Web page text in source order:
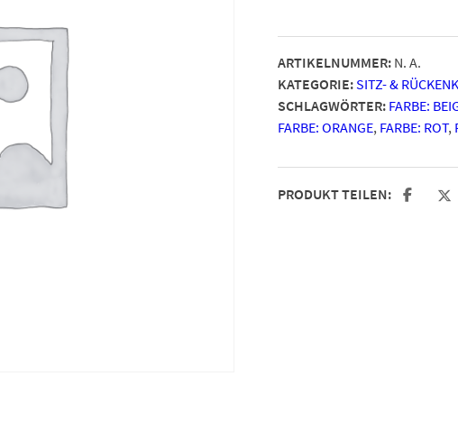
ARTIKELNUMMER: N. A.
KATEGORIE:SITZ- &
SCHLAGWÖRTER: FARBE:
FARBE: ORANGE, FARBE: ROT,
PRODUKT TEILEN: